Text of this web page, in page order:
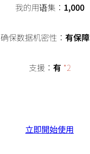
我的用语集： 1,000
确保数据机密性： 有保障
支援： 有 *2
立即開始使用